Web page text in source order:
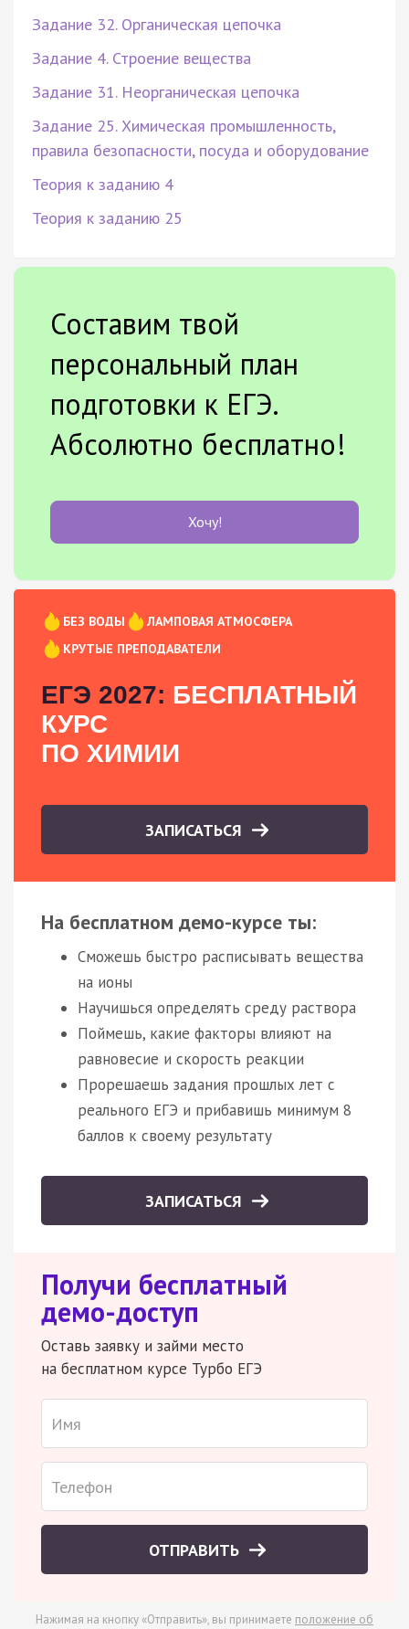
Задание 32. Органическая цепочка
Задание 4. Строение вещества
Задание 31. Неорганическая цепочка
Задание 25. Химическая промышленность,
правила безопасности, посуда и оборудование
Теория к заданию 4
Теория к заданию 25
Составим твой
персональный план
подготовки к ЕГЭ.
Абсолютно бесплатно!
Хочу!
БЕЗ ВОДЫ
ЛАМПОВАЯ АТМОСФЕРА
КРУТЫЕ ПРЕПОДАВАТЕЛИ
ЕГЭ 2027: БЕСПЛАТНЫЙ
КУРС
ПО ХИМИИ
ЗАПИСАТЬСЯ
На бесплатном демо-курсе ты:
Сможешь быстро расписывать вещества
на ионы
Научишься определять среду раствора
Поймешь, какие факторы влияют на
равновесие и скорость реакции
Прорешаешь задания прошлых лет с
реального ЕГЭ и прибавишь минимум 8
баллов к своему результату
ЗАПИСАТЬСЯ
Получи бесплатный
демо-доступ
Оставь заявку и займи место
на бесплатном курсе Турбо ЕГЭ
ОТПРАВИТЬ
Нажимая на кнопку «Отправить», вы принимаете положение об